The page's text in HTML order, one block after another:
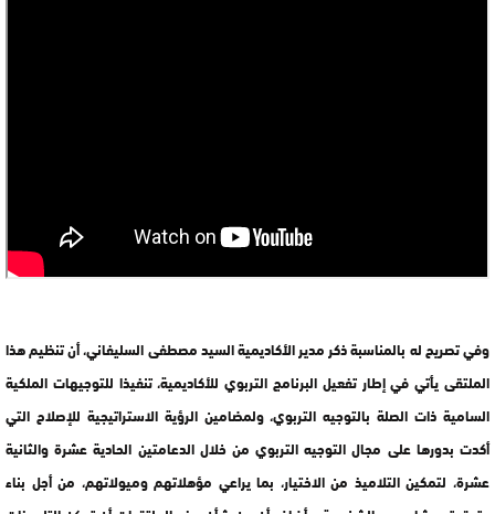
وفي تصريح له بالمناسبة ذكر مدير الأكاديمية السيد مصطفى السليفاني، أن تنظيم هذا
الملتقى يأتي في إطار تفعيل البرنامج التربوي للأكاديمية، تنفيذا للتوجيهات الملكية
السامية ذات الصلة بالتوجيه التربوي، ولمضامين الرؤية الاستراتيجية للإصلاح التي
أكدت بدورها على مجال التوجيه التربوي من خلال الدعامتين الحادية عشرة والثانية
عشرة، لتمكين التلاميذ من الاختيار، بما يراعي مؤهلاتهم وميولاتهم، من أجل بناء